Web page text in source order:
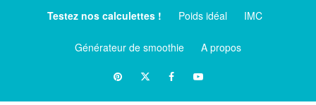
Testez nos calculettes ! Poids idéal IMC
Générateur de smoothie
A propos
PinterestTwitterfacebookYoutube